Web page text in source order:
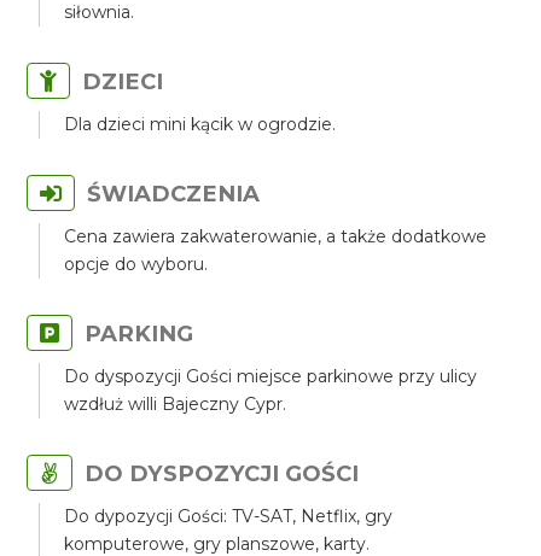
siłownia.
DZIECI
Dla dzieci mini kącik w ogrodzie.
ŚWIADCZENIA
Cena zawiera zakwaterowanie, a także dodatkowe
opcje do wyboru.
PARKING
Do dyspozycji Gości miejsce parkinowe przy ulicy
wzdłuż willi Bajeczny Cypr.
DO DYSPOZYCJI GOŚCI
Do dypozycji Gości: TV-SAT, Netflix, gry
komputerowe, gry planszowe, karty.